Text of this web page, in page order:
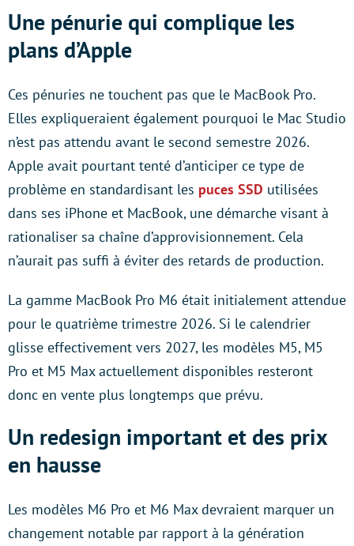
Une pénurie qui complique les
plans d’Apple
Ces pénuries ne touchent pas que le MacBook Pro.
Elles expliqueraient également pourquoi le Mac Studio
n’est pas attendu avant le second semestre 2026.
Apple avait pourtant tenté d’anticiper ce type de
problème en standardisant les puces SSD utilisées
dans ses iPhone et MacBook, une démarche visant à
rationaliser sa chaîne d’approvisionnement. Cela
n’aurait pas suffi à éviter des retards de production.
La gamme MacBook Pro M6 était initialement attendue
pour le quatrième trimestre 2026. Si le calendrier
glisse effectivement vers 2027, les modèles M5, M5
Pro et M5 Max actuellement disponibles resteront
donc en vente plus longtemps que prévu.
Un redesign important et des prix
en hausse
Les modèles M6 Pro et M6 Max devraient marquer un
changement notable par rapport à la génération